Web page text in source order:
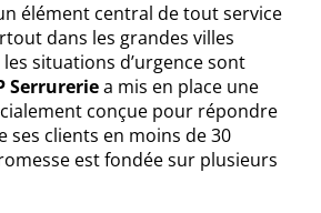
élément central de tout service
dans les grandes villes
situations d’urgence sont
Serrureriea mis en place une
conçue pour répondre
ses clients en moins de 30
est fondée sur plusieurs